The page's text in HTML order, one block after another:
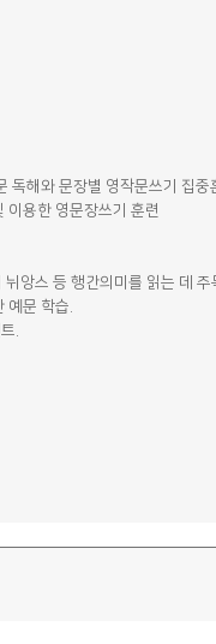
독해와 문장별 영작문쓰기 집중
이용한 영문장쓰기 훈련
앙스 등 행간의미를 읽는 데 주
예문 학습.
.